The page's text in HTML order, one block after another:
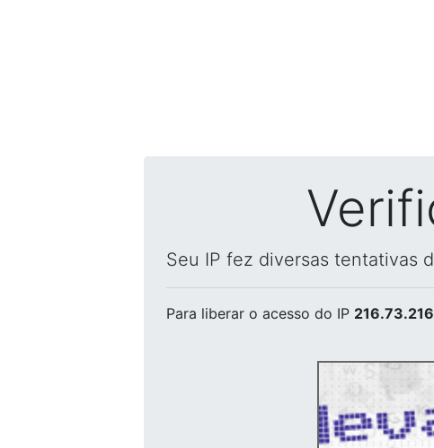
Seu IP fez diversas tentativas
Para liberar o acesso do IP